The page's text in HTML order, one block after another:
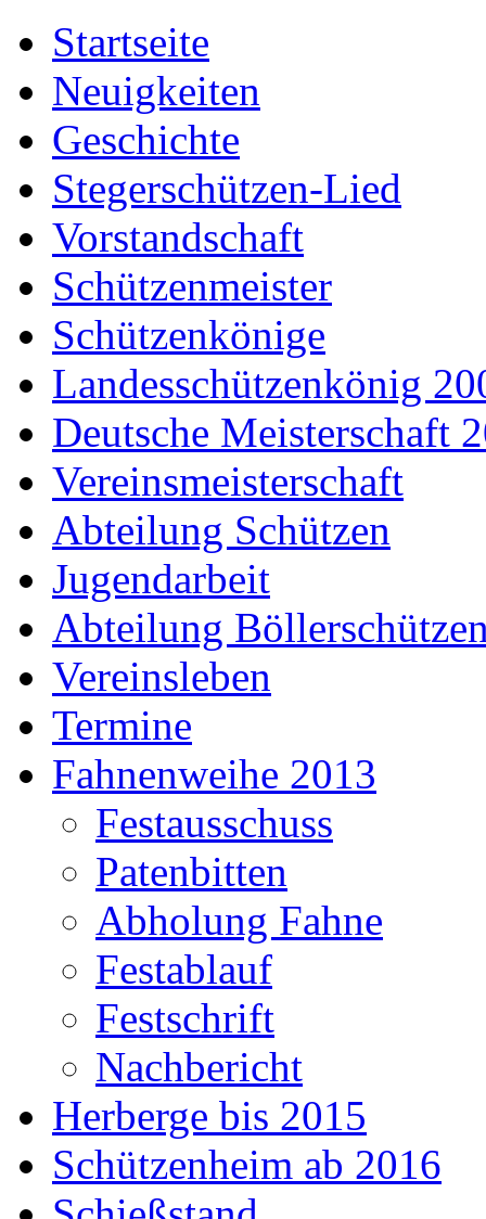
Startseite
Neuigkeiten
Geschichte
Stegerschützen-Lied
Vorstandschaft
Schützenmeister
Schützenkönige
Landesschützenkönig
Deutsche Meisterschaft
Vereinsmeisterschaft
Abteilung Schützen
Jugendarbeit
Abteilung
Vereinsleben
Termine
Fahnenweihe 2013
Festausschuss
Patenbitten
Abholung Fahne
Festablauf
Festschrift
Nachbericht
Herberge bis 2015
Schützenheim ab 2016